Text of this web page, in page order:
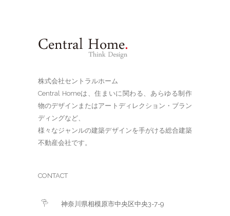
株式会社セントラルホーム
Central Homeは、住まいに関わる、あらゆる制作
物のデザインまたはアートディレクション・ブラン
ディングなど、
様々なジャンルの建築デザインを手がける総合建築
不動産会社です。
CONTACT
神奈川県相模原市中央区中央3-7-9